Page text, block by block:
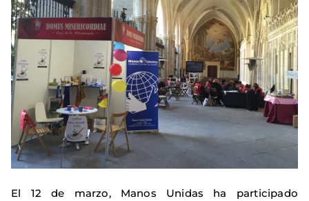
El 12 de marzo, Manos Unidas ha participado